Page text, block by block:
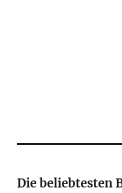
Die beliebtesten